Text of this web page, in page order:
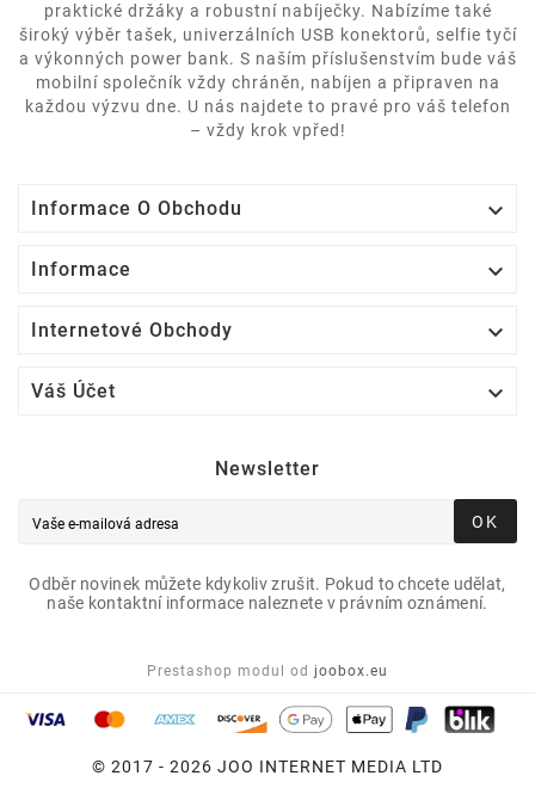
praktické držáky a robustní nabíječky. Nabízíme také
široký výběr tašek, univerzálních USB konektorů, selfie tyčí
a výkonných power bank. S naším příslušenstvím bude váš
mobilní společník vždy chráněn, nabíjen a připraven na
každou výzvu dne. U nás najdete to pravé pro váš telefon
– vždy krok vpřed!
Informace O Obchodu 
Informace 
Internetové Obchody 
Váš Účet 
Newsletter
OK
Odběr novinek můžete kdykoliv zrušit. Pokud to chcete udělat,
naše kontaktní informace naleznete v právním oznámení.
Prestashop modul od joobox.eu
© 2017 - 2026 JOO INTERNET MEDIA LTD